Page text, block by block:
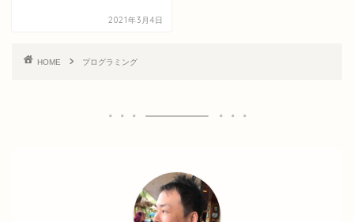
2021年3月4日
HOME プログラミング